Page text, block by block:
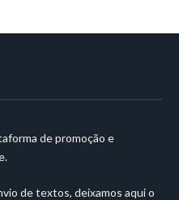
de promoção e
de textos, deixamos aqui o